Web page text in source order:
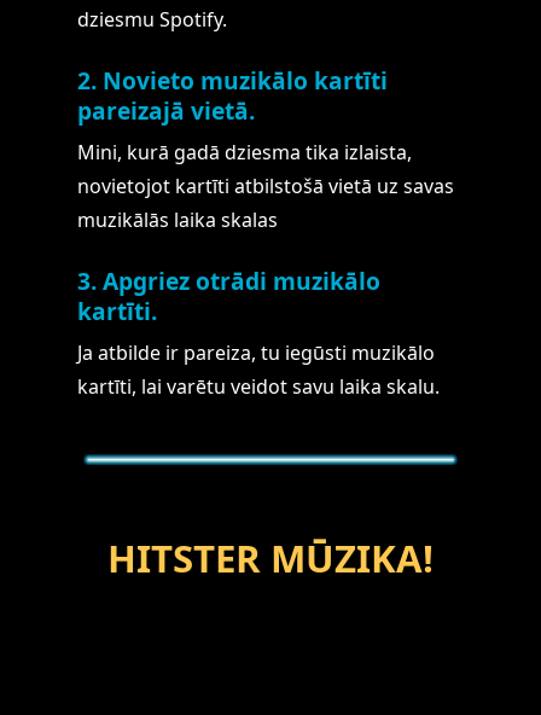
dziesmu Spotify.
2. Novieto muzikālo kartīti
pareizajā vietā.
Mini, kurā gadā dziesma tika izlaista,
novietojot kartīti atbilstošā vietā uz savas
muzikālās laika skalas
3. Apgriez otrādi muzikālo
kartīti.
Ja atbilde ir pareiza, tu iegūsti muzikālo
kartīti, lai varētu veidot savu laika skalu.
HITSTER MŪZIKA!